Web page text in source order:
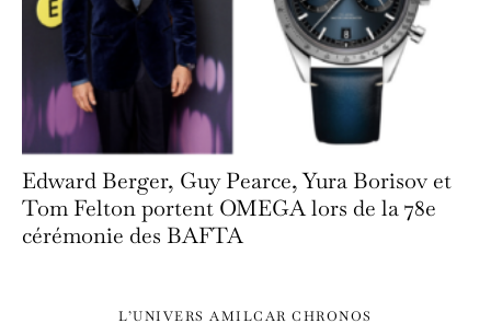
Edward Berger, Guy Pearce, Yura Borisov et
Tom Felton portent OMEGA lors de la 78e
cérémonie des BAFTA
L’UNIVERS AMILCAR CHRONOS